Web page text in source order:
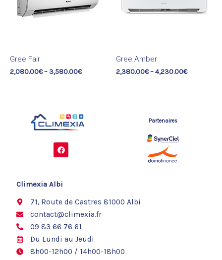
Gree Fair
2,080.00€– 3,580.00€
Gree Amber
2,380.00€–4,230.00€
F
a
c
o
Partenaires
Climexia Albi
71, Route de Castres 81000 Albi
contact@climexia.fr
09 83 66 76 61
Du Lundi au Jeudi
8h00-12h00 / 14h00-18h00